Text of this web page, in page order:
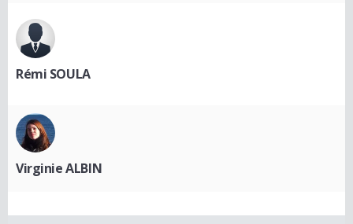
Rémi SOULA
Virginie ALBIN